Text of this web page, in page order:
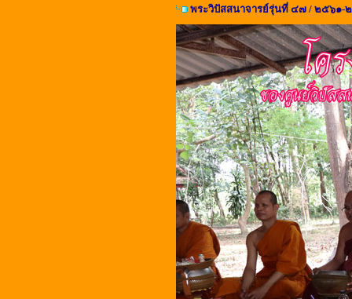
พระวิปัสสนาจารย์รุ่นที่ ๔๗ / ๒๕๖๑-